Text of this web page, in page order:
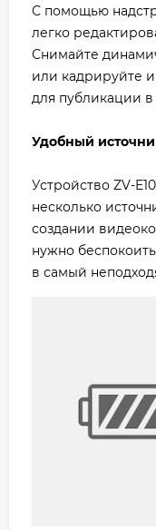
С помощью
легко
Снимайте
или кадрируйте
для публикации в
Удобный
Устройство ZV-
несколько
создании
нужно
в самый